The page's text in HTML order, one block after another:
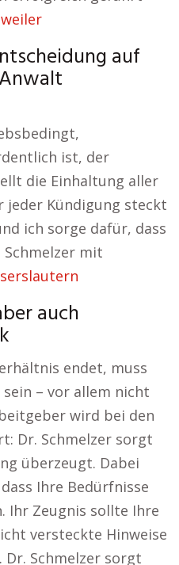
auf
ist, der
die Einhaltung aller
jeder Kündigung steckt
ich sorge dafür, dass
Schmelzer mit
auch
endet, muss
– vor allem nicht
wird bei den
Dr. Schmelzer sorgt
überzeugt. Dabei
Ihre Bedürfnisse
Ihr Zeugnis sollte Ihre
versteckte Hinweise
Schmelzer sorgt